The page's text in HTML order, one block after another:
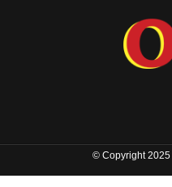
© Copyright